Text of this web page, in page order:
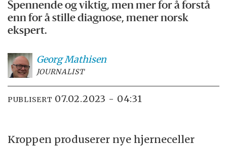
Spennende og viktig, men mer for å forstå
enn for å stille diagnose, mener norsk
ekspert.
GeorgMathisen
JOURNALIST
PUBLISERT 07.02.2023 - 04:31
Kroppen produserer nye hjerneceller